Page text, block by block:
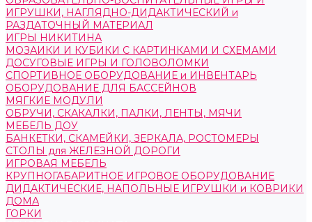
ИГРУШКИ, НАГЛЯДНО-ДИДАКТИЧЕСКИЙ и
РАЗДАТОЧНЫЙ МАТЕРИАЛ
ИГРЫ НИКИТИНА
МОЗАИКИ И КУБИКИ С КАРТИНКАМИ И СХЕМАМИ
ДОСУГОВЫЕ ИГРЫ И ГОЛОВОЛОМКИ
СПОРТИВНОЕ ОБОРУДОВАНИЕ и ИНВЕНТАРЬ
ОБОРУДОВАНИЕ ДЛЯ БАССЕЙНОВ
МЯГКИЕ МОДУЛИ
ОБРУЧИ, СКАКАЛКИ, ПАЛКИ, ЛЕНТЫ, МЯЧИ
МЕБЕЛЬ ДОУ
БАНКЕТКИ, СКАМЕЙКИ, ЗЕРКАЛА, РОСТОМЕРЫ
СТОЛЫ для ЖЕЛЕЗНОЙ ДОРОГИ
ИГРОВАЯ МЕБЕЛЬ
КРУПНОГАБАРИТНОЕ ИГРОВОЕ ОБОРУДОВАНИЕ
ДИДАКТИЧЕСКИЕ, НАПОЛЬНЫЕ ИГРУШКИ и КОВРИКИ
ДОМА
ГОРКИ